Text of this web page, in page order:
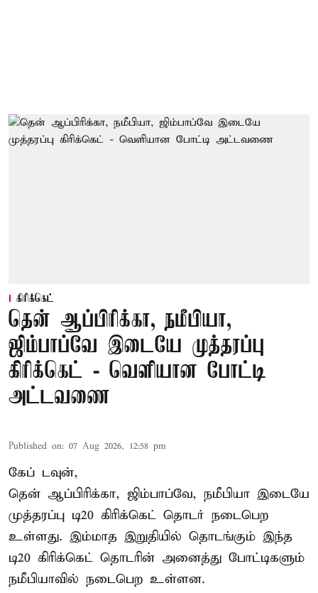
கிரிக்கெட்
தென் ஆப்பிரிக்கா, நமீபியா,
ஜிம்பாப்வே இடையே முத்தரப்பு
கிரிக்கெட் - வெளியான போட்டி
அட்டவணை
Published on: 07 Aug 2026, 12:58 pm
கேப் டவுன்,
தென் ஆப்பிரிக்கா, ஜிம்பாப்வே, நமீபியா இடையே
முத்தரப்பு டி20 கிரிக்கெட் தொடர் நடைபெற
உள்ளது. இம்மாத இறுதியில் தொடங்கும் இந்த
டி20 கிரிக்கெட் தொடரின் அனைத்து போட்டிகளும்
நமீபியாவில் நடைபெற உள்ளன.